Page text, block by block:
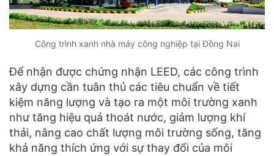
Công trình xanh nhà máy công nghiệp tại Đồng Nai
Để nhận được chứng nhận LEED, các công trình
xây dựng cần tuân thủ các tiêu chuẩn về tiết
kiệm năng lượng và tạo ra một môi trường xanh
như tăng hiệu quả thoát nước, giảm lượng khí
thải, nâng cao chất lượng môi trường sống, tăng
khả năng thích ứng với sự thay đổi của môi